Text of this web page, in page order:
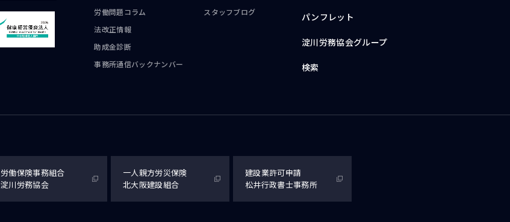
労働問題コラム
法改正情報
助成金診断
事務所通信バックナンバー
スタッフブログ
パンフレット
淀川労務協会グループ
検索
労働保険事務組合
淀川労務協会
一人親方労災保険
北大阪建設組合
建設業許可申請
松井行政書士事務所